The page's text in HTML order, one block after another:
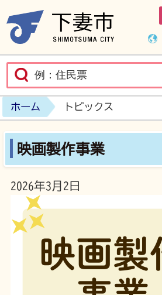
ホーム トピックス
映画製作事業
2026年3月2日